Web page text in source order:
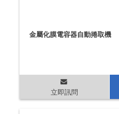
金屬化膜電容器自動捲取機
立即訊問